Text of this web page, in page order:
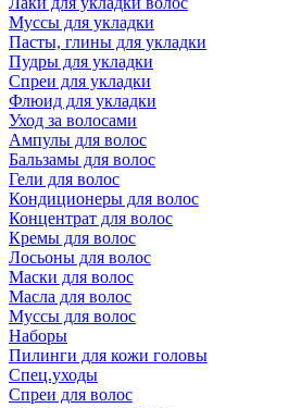
Муссы для укладки
Пасты, глины для укладки
Пудры для укладки
Спреи для укладки
Флюид для укладки
Уход за волосами
Ампулы для волос
Бальзамы для волос
Гели для волос
Кондиционеры для волос
Концентрат для волос
Кремы для волос
Лосьоны для волос
Маски для волос
Масла для волос
Муссы для волос
Наборы
Пилинги для кожи головы
Спец.уходы
Спреи для волос